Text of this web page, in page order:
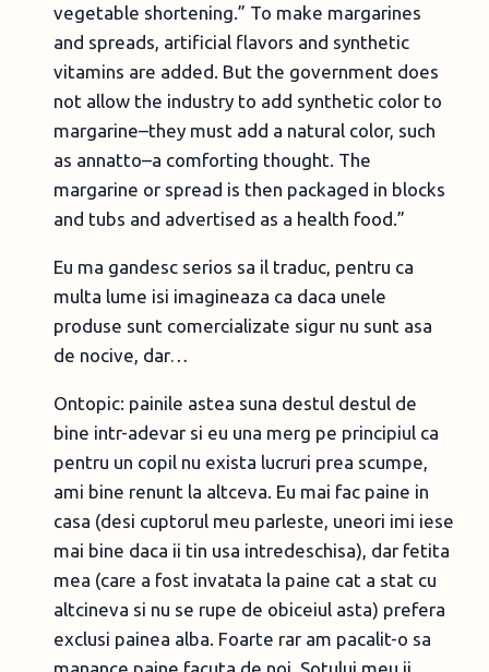
vegetable shortening.” To make margarines
and spreads, artificial flavors and synthetic
vitamins are added. But the government does
not allow the industry to add synthetic color to
margarine–they must add a natural color, such
as annatto–a comforting thought. The
margarine or spread is then packaged in blocks
and tubs and advertised as a health food.”
Eu ma gandesc serios sa il traduc, pentru ca
multa lume isi imagineaza ca daca unele
produse sunt comercializate sigur nu sunt asa
de nocive, dar…
Ontopic: painile astea suna destul destul de
bine intr-adevar si eu una merg pe principiul ca
pentru un copil nu exista lucruri prea scumpe,
ami bine renunt la altceva. Eu mai fac paine in
casa (desi cuptorul meu parleste, uneori imi iese
mai bine daca ii tin usa intredeschisa), dar fetita
mea (care a fost invatata la paine cat a stat cu
altcineva si nu se rupe de obiceiul asta) prefera
exclusi painea alba. Foarte rar am pacalit-o sa